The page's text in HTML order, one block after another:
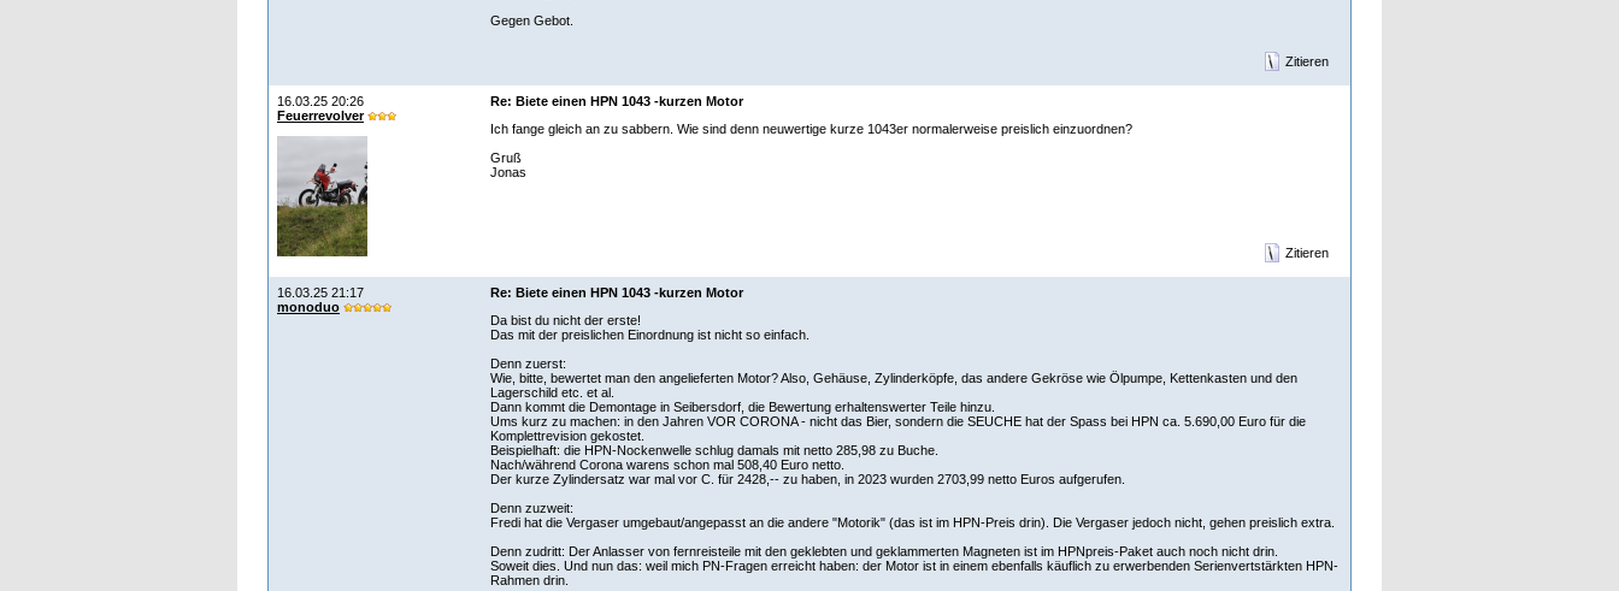
Gegen Gebot.
Zitieren
16.03.25 20:26
Feuerrevolver
Re: Biete einen HPN 1043 -kurzen Motor
Ich fange gleich an zu sabbern. Wie sind denn neuwertige kurze 1043er normalerweise preislich einzuordnen?
Gruß
Jonas
Zitieren
16.03.25 21:17
monoduo
Re: Biete einen HPN 1043 -kurzen Motor
Da bist du nicht der erste!
Das mit der preislichen Einordnung ist nicht so einfach.
Denn zuerst:
Wie, bitte, bewertet man den angelieferten Motor? Also, Gehäuse, Zylinderköpfe, das andere Gekröse wie Ölpumpe, Kettenkasten und den
Lagerschild etc. et al.
Dann kommt die Demontage in Seibersdorf, die Bewertung erhaltenswerter Teile hinzu.
Ums kurz zu machen: in den Jahren VOR CORONA - nicht das Bier, sondern die SEUCHE hat der Spass bei HPN ca. 5.690,00 Euro für die
Komplettrevision gekostet.
Beispielhaft: die HPN-Nockenwelle schlug damals mit netto 285,98 zu Buche.
Nach/während Corona warens schon mal 508,40 Euro netto.
Der kurze Zylindersatz war mal vor C. für 2428,-- zu haben, in 2023 wurden 2703,99 netto Euros aufgerufen.
Denn zuzweit:
Fredi hat die Vergaser umgebaut/angepasst an die andere "Motorik" (das ist im HPN-Preis drin). Die Vergaser jedoch nicht, gehen preislich extra.
Denn zudritt: Der Anlasser von fernreisteile mit den geklebten und geklammerten Magneten ist im HPNpreis-Paket auch noch nicht drin.
Soweit dies. Und nun das: weil mich PN-Fragen erreicht haben: der Motor ist in einem ebenfalls käuflich zu erwerbenden Serienvertstärkten HPN-
Rahmen drin.